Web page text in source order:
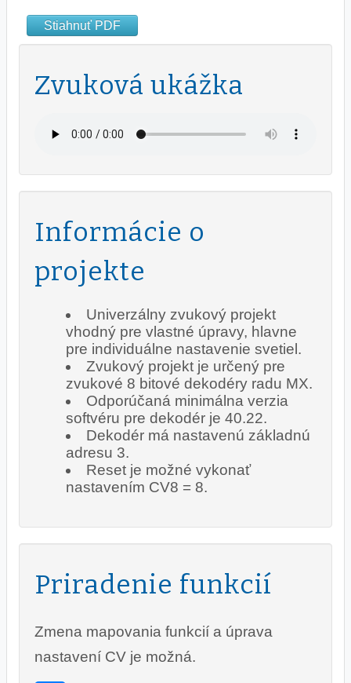
Stiahnuť PDF
Zvuková ukážka
Informácie o
projekte
Univerzálny zvukový projekt
vhodný pre vlastné úpravy, hlavne
pre individuálne nastavenie svetiel.
Zvukový projekt je určený pre
zvukové 8 bitové dekodéry radu MX.
Odporúčaná minimálna verzia
softvéru pre dekodér je 40.22.
Dekodér má nastavenú základnú
adresu 3.
Reset je možné vykonať
nastavením CV8 = 8.
Priradenie funkcií
Zmena mapovania funkcií a úprava
nastavení CV je možná.